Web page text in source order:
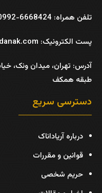
تلفن همراه: 6668424-0992
پست الکترونیک: info{at}ariadanak.com
آدرس:
طبقه همکف
دسترسی سریع
درباره آریاداناک
قوانین و مقررات
حریم شخصی